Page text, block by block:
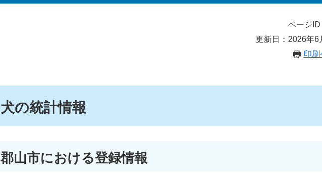
ページ
更新日：2026年6
印刷
犬の統計情報
郡山市における登録情報